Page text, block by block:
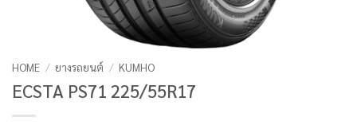
HOME / ยางรถยนต์ / KUMHO
ECSTA PS71 225/55R17